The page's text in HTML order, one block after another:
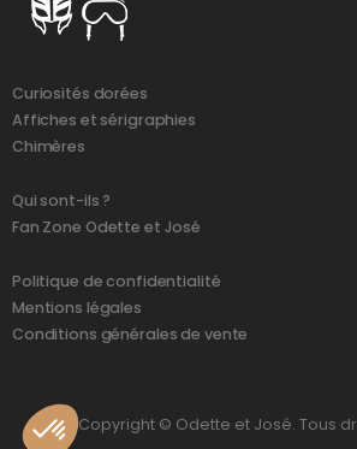
Curiosités dorées
Affiches et sérigraphies
Chimères
Qui sont-ils ?
Fan Zone Odette et José
Politique de confidentialité
Mentions légales
Conditions générales de vente
Copyright © Odette et José. Tous